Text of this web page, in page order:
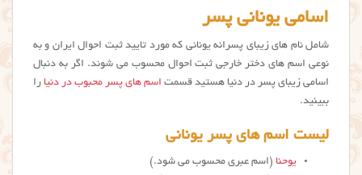
اسامی یونانی پسر
شامل نام های زیبای پسرانه یونانی که مورد تایید ثبت احوال ایران و به
نوعی اسم های دختر خارجی ثبت احوال محسوب می شوند. اگر به دنبال
اسامی زیبای پسر در دنیا هستید قسمت اسم های پسر محبوب در دنیا را
ببینید.
ليست اسم هاي پسر يوناني
یوحنا (اسم عبری محسوب می شود.)